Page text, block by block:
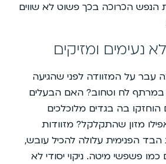
הנפש הכרוכה בכך פשוט לא שווים
נעימים ומזיקים
עבר על המזוודה לפני שהגיעה
לח וטחוב? האם הבעלים
בה בגדים מלוכלכים
מזון שהתקלקל? מזוודות
הבד הפנימית עלולה להכיל עובש,
כמו פשפשי מיטה. ניקוי יסודי לא